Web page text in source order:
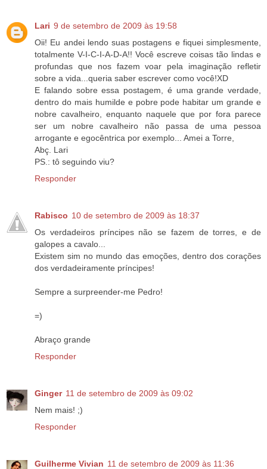
Lari 9 de setembro de 2009 às 19:58
Oii! Eu andei lendo suas postagens e fiquei simplesmente,
totalmente V-I-C-I-A-D-A!! Você escreve coisas tão lindas e
profundas que nos fazem voar pela imaginação refletir
sobre a vida...queria saber escrever como você!XD
E falando sobre essa postagem, é uma grande verdade,
dentro do mais humilde e pobre pode habitar um grande e
nobre cavalheiro, enquanto naquele que por fora parece
ser um nobre cavalheiro não passa de uma pessoa
arrogante e egocêntrica por exemplo... Amei a Torre,
Abç. Lari
PS.: tô seguindo viu?
Responder
Rabisco 10 de setembro de 2009 às 18:37
Os verdadeiros príncipes não se fazem de torres, e de
galopes a cavalo...
Existem sim no mundo das emoções, dentro dos corações
dos verdadeiramente príncipes!
Sempre a surpreender-me Pedro!
=)
Abraço grande
Responder
Ginger 11 de setembro de 2009 às 09:02
Nem mais! ;)
Responder
Guilherme Vivian 11 de setembro de 2009 às 11:36